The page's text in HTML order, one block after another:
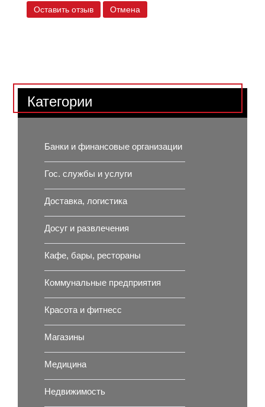
Оставить отзыв Отмена
Категории
Банки и финансовые организации
Гос. службы и услуги
Доставка, логистика
Досуг и развлечения
Кафе, бары, рестораны
Коммунальные предприятия
Красота и фитнесс
Магазины
Медицина
Недвижимость